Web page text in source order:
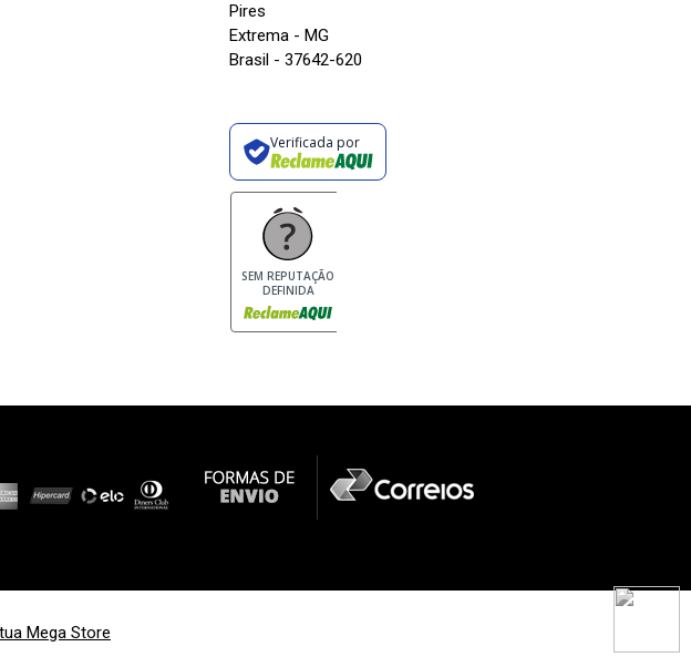
Pires
Extrema - MG
Brasil - 37642-620
Verificada por
SEM REPUTAÇÃO
DEFINIDA
Mega Store